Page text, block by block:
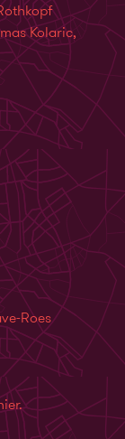
Kolaric,
Roes
.